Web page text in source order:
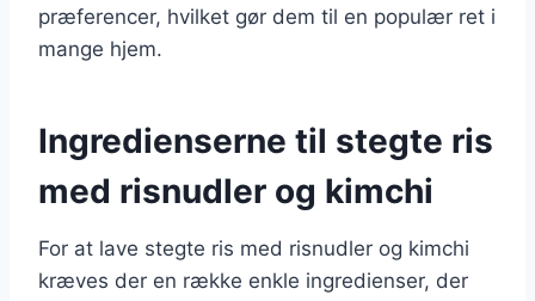
præferencer, hvilket gør dem til en populær ret i
mange hjem.
Ingredienserne til stegte ris
med risnudler og kimchi
For at lave stegte ris med risnudler og kimchi
kræves der en række enkle ingredienser, der